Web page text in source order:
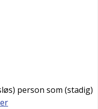
person som (stadig)